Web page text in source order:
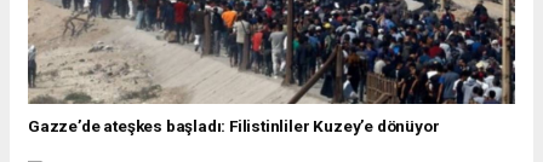
Gazze’de ateşkes başladı: Filistinliler Kuzey’e dönüyor